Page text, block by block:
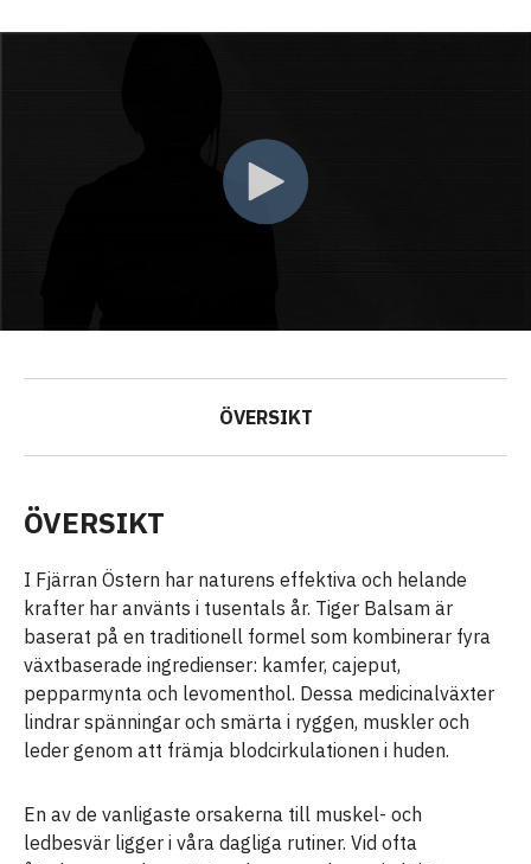
ÖVERSIKT
ÖVERSIKT
I Fjärran Östern har naturens effektiva och helande
krafter har använts i tusentals år. Tiger Balsam är
baserat på en traditionell formel som kombinerar fyra
växtbaserade ingredienser: kamfer, cajeput,
pepparmynta och levomenthol. Dessa medicinalväxter
lindrar spänningar och smärta i ryggen, muskler och
leder genom att främja blodcirkulationen i huden.
En av de vanligaste orsakerna till muskel- och
ledbesvär ligger i våra dagliga rutiner. Vid ofta